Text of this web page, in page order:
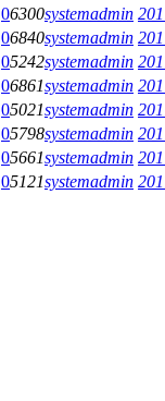
06300systemadmin
06840systemadmin
05242systemadmin
06861systemadmin
05021systemadmin
05798systemadmin
05661systemadmin
05121systemadmin